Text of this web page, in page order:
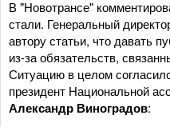
В "Новотрансе"
стали. Генеральный
автору статьи, что давать
из-за обязательств,
Ситуацию в целом
президент Национальной
Александр Виноградов: